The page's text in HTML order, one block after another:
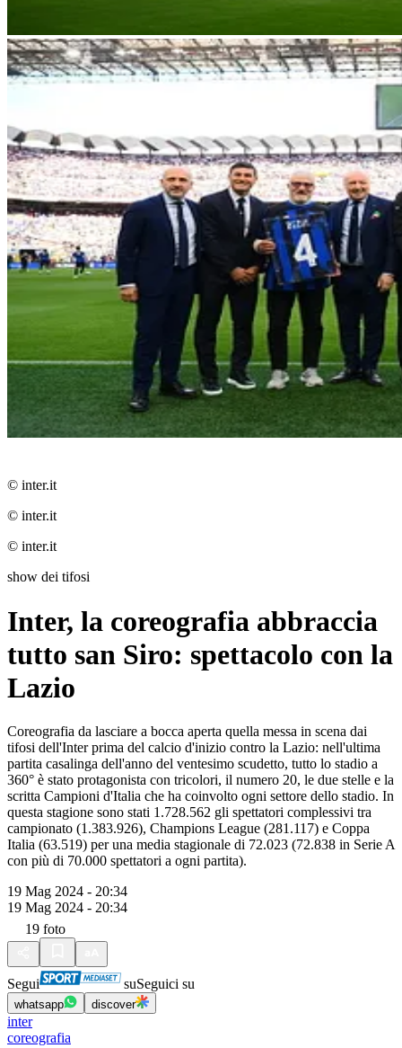
© inter.it
© inter.it
© inter.it
show dei tifosi
Inter, la coreografia abbraccia
tutto san Siro: spettacolo con la
Lazio
Coreografia da lasciare a bocca aperta quella messa in scena dai
tifosi dell'Inter prima del calcio d'inizio contro la Lazio: nell'ultima
partita casalinga dell'anno del ventesimo scudetto, tutto lo stadio a
360° è stato protagonista con tricolori, il numero 20, le due stelle e la
scritta Campioni d'Italia che ha coinvolto ogni settore dello stadio. In
questa stagione sono stati 1.728.562 gli spettatori complessivi tra
campionato (1.383.926), Champions League (281.117) e Coppa
Italia (63.519) per una media stagionale di 72.023 (72.838 in Serie A
con più di 70.000 spettatori a ogni partita).
19 Mag 2024 - 20:34
19 Mag 2024 - 20:34
19 foto
Segui suSeguici su
whatsapp discover
inter
coreografia